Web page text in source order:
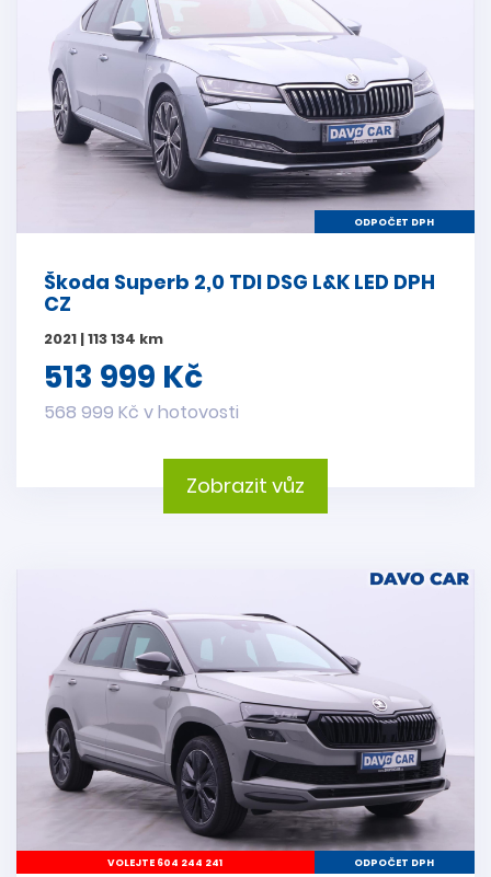
ODPOČET DPH
Škoda Superb 2,0 TDI DSG L&K LED DPH
CZ
2021 | 113 134 km
513 999 Kč
568 999 Kč v hotovosti
Zobrazit vůz
VOLEJTE 604 244 241 ODPOČET DPH